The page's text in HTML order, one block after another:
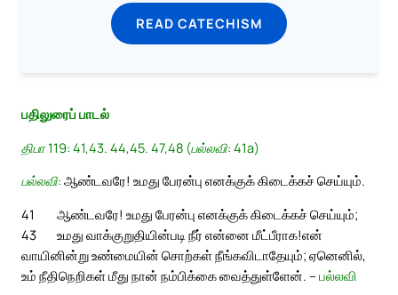
READ CATECHISM
பதிலுரைப் பாடல்
திபா 119: 41,43. 44,45. 47,48 (பல்லவி: 41a)
பல்லவி: ஆண்டவரே! உமது பேரன்பு எனக்குக் கிடைக்கச் செய்யும்.
41
ஆண்டவரே! உமது பேரன்பு எனக்குக் கிடைக்கச் செய்யும்;
உமது வாக்குறுதியின்படி நீர் என்னை மீட்பீராக!
43
என்
வாயினின்று உண்மையின் சொற்கள் நீங்கவிடாதேயும்; ஏனெனில்,
உம் நீதிநெறிகள் மீது நான் நம்பிக்கை வைத்துள்ளேன். – பல்லவி